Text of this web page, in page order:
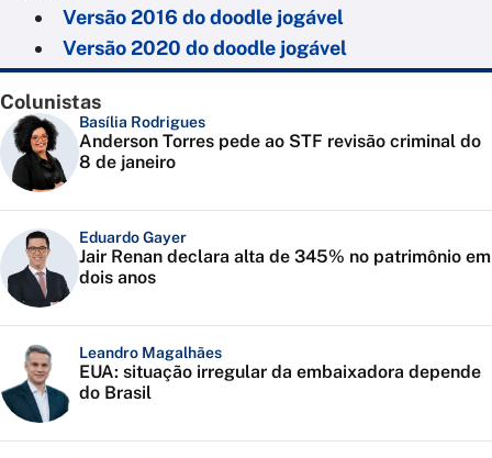
Versão 2016 do doodle jogável
Versão 2020 do doodle jogável
Colunistas
Basília Rodrigues
Anderson Torres pede ao STF revisão criminal do
8 de janeiro
Eduardo Gayer
Jair Renan declara alta de 345% no patrimônio em
dois anos
Leandro Magalhães
EUA: situação irregular da embaixadora depende
do Brasil